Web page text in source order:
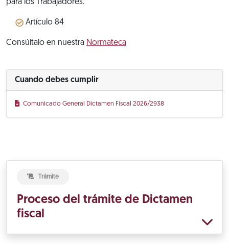
para los Trabajadores.
Artículo 84
Consúltalo en nuestra Normateca
Cuando debes cumplir
Comunicado General Dictamen Fiscal 2026/2938
Trámite
Proceso del trámite de Dictamen
fiscal